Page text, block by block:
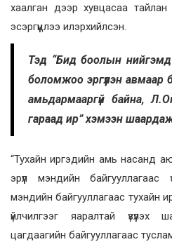
хаалган дээр хувцасаа
эсэргүүцлээ илэрхийлсэн.
Тэд “Бид боолын нийгэмд
боломжоо эргүүлэн
амьдармааргүй байна,
гараад ир” хэмээн
“Тухайн иргэдийн амь насанд
эрүүл мэндийн байгууллагаас
мэндийн байгууллагаас тухайн
үйлчилгээг яаралтай
цагдаагийн байгууллагаас